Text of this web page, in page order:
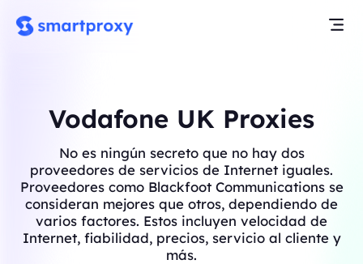
Vodafone UK Proxies
No es ningún secreto que no hay dos
proveedores de servicios de Internet iguales.
Proveedores como Blackfoot Communications se
consideran mejores que otros, dependiendo de
varios factores. Estos incluyen velocidad de
Internet, fiabilidad, precios, servicio al cliente y
más.